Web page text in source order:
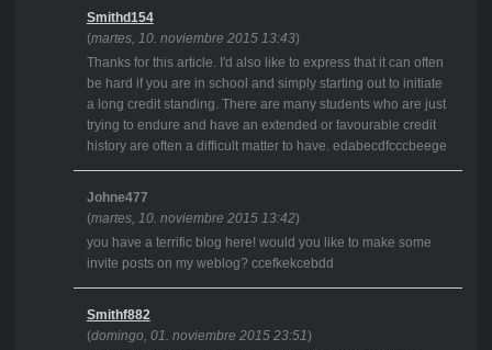
Smithd154
(martes, 10. noviembre 2015 13:43)
Thanks for this article. I'd also like to express that it can often
be hard if you are in school and simply starting out to initiate
a long credit standing. There are many students who are just
trying to endure and have an extended or favourable credit
history are often a difficult matter to have. edabecdfcccbeege
Johne477
(martes, 10. noviembre 2015 13:42)
you have a terrific blog here! would you like to make some
invite posts on my weblog? ccefkekcebdd
Smithf882
(domingo, 01. noviembre 2015 23:51)